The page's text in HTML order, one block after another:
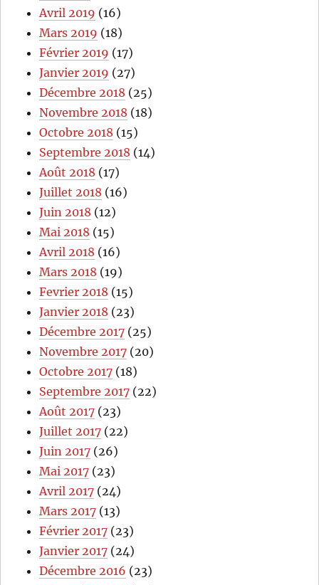
Avril 2019 (16)
Mars 2019 (18)
Février 2019 (17)
Janvier 2019 (27)
Décembre 2018 (25)
Novembre 2018 (18)
Octobre 2018 (15)
Septembre 2018 (14)
Août 2018 (17)
Juillet 2018 (16)
Juin 2018 (12)
Mai 2018 (15)
Avril 2018 (16)
Mars 2018 (19)
Fevrier 2018 (15)
Janvier 2018 (23)
Décembre 2017 (25)
Novembre 2017 (20)
Octobre 2017 (18)
Septembre 2017 (22)
Août 2017 (23)
Juillet 2017 (22)
Juin 2017 (26)
Mai 2017 (23)
Avril 2017 (24)
Mars 2017 (13)
Février 2017 (23)
Janvier 2017 (24)
Décembre 2016 (23)